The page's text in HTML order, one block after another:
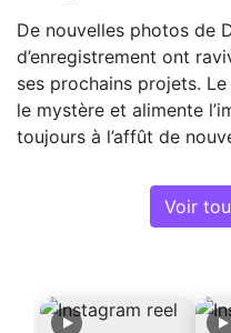
De nouvelles photos de
d’enregistrement ont
ses prochains projets.
le mystère et alimente
toujours à l’affût de
Voir